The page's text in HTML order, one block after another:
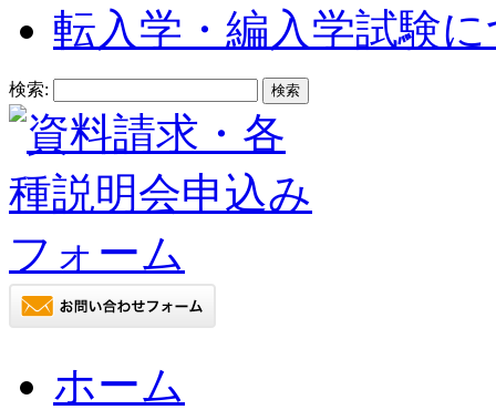
転入学・編入学試験
検索:
ホーム